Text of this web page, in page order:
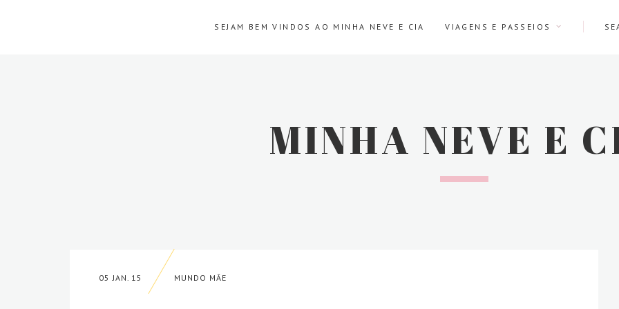
SEJAM BEM VINDOS AO MINHA NEVE E CIA VIAGENS E PASSEIOS
MINHA NEVE E
05 JAN. 15 MUNDO MÃE